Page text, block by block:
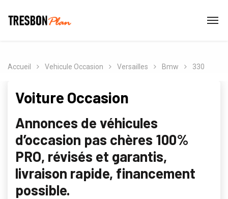
Accueil Vehicule Occasion Versailles Bmw 330
Voiture Occasion
Annonces de véhicules
d’occasion pas chères 100%
PRO, révisés et garantis,
livraison rapide, financement
possible.